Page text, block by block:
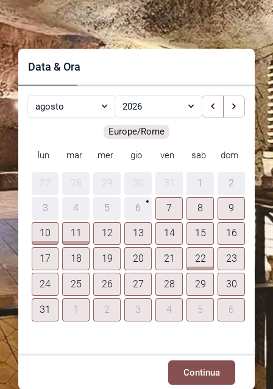
Data & Ora
agosto 2026
Europe/Rome
lun mar mer gio ven sab dom
27 28 29 30 31 1 2
3 4 5 6 7 8 9
10 11 12 13 14 15 16
17 18 19 20 21 22 23
24 25 26 27 28 29 30
31 1 2 3 4 5 6
Continua